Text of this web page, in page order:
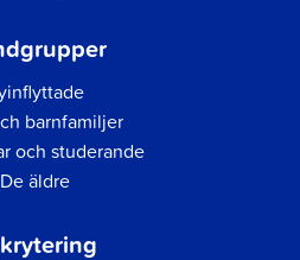
barnfamiljer
och studerande
De äldre